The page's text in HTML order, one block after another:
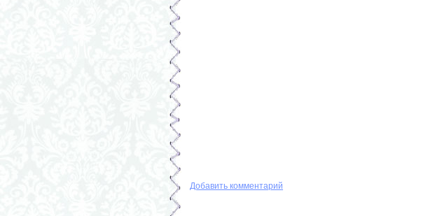
Добавить комментарий